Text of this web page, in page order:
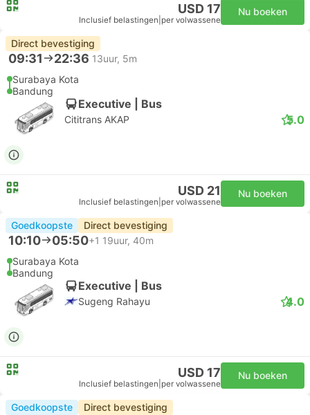
USD 17
Inclusief belastingen per volwassene
Nu boeken
Direct bevestiging
09:31 22:36 13uur, 5m
Surabaya Kota
Bandung
Executive | Bus
Cititrans AKAP 5.0
USD 21
Inclusief belastingen per volwassene
Nu boeken
Goedkoopste Direct bevestiging
10:10 05:50+1 19uur, 40m
Surabaya Kota
Bandung
Executive | Bus
Sugeng Rahayu 4.0
USD 17
Inclusief belastingen per volwassene
Nu boeken
Goedkoopste Direct bevestiging